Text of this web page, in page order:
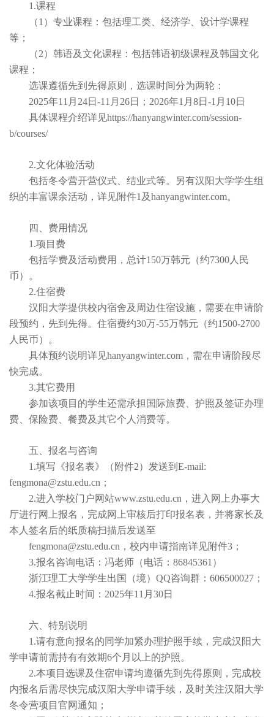
1.课程
（1）专业课程：包括理工类、经济学、设计学课程
等；
（2）韩语及文化课程：包括韩语初级课程及韩国文化
课程；
选课遵循先到先得原则，选课时间分为两轮：
2025年11月24日-11月26日；2026年1月8日-1月10日
具体课程介绍详见https://hanyangwinter.com/session-
b/courses/
2.文化体验活动
包括冬令营开营仪式、结业式等。另有汉阳大学学生组
织的丰富课余活动，详见附件1及hanyangwinter.com。
四、费用情况
1.项目费
包括学费及活动费用，总计150万韩元（约7300人民
币）。
2.住宿费
汉阳大学提供校内宿舍及周边住宿设施，需要在申请阶
段预约，先到先得。住宿费约30万-55万韩元（约1500-2700
人民币）。
具体预约说明详见hanyangwinter.com，需在申请阶段尽
快完成。
3.其它费用
参加该项目的学生还需承担国际旅费、护照及签证办理
费、保险费、餐费及其它个人消费等。
五、报名与咨询
1.填写《报名表》（附件2）发送到E-mail:
fengmona@zstu.edu.cn；
2.进入学校门户网站www.zstu.edu.cn，进入网上办事大
厅进行网上报名，完成网上审核后打印报名表，并将家长及
本人签名后的纸质稿扫描后发送至
fengmona@zstu.edu.cn，校内申请指南详见附件3；
3.报名咨询电话：冯老师（电话：86845361）
浙江理工大学学生出国（境）QQ咨询群：606500027；
4.报名截止时间：2025年11月30日
六、特别说明
1.请有意向报名的同学加紧办理护照手续，完成汉阳大
学申请前需持有有效期6个月以上的护照。
2.本项目选课及住宿申请均遵循先到先得原则，完成校
内报名后需尽快完成汉阳大学申请手续，及时关注汉阳大学
冬令营项目官网通知；